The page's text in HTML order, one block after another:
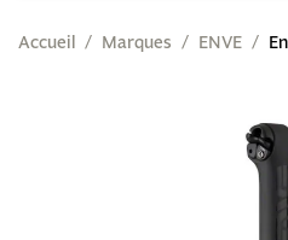
Accueil Marques ENVE